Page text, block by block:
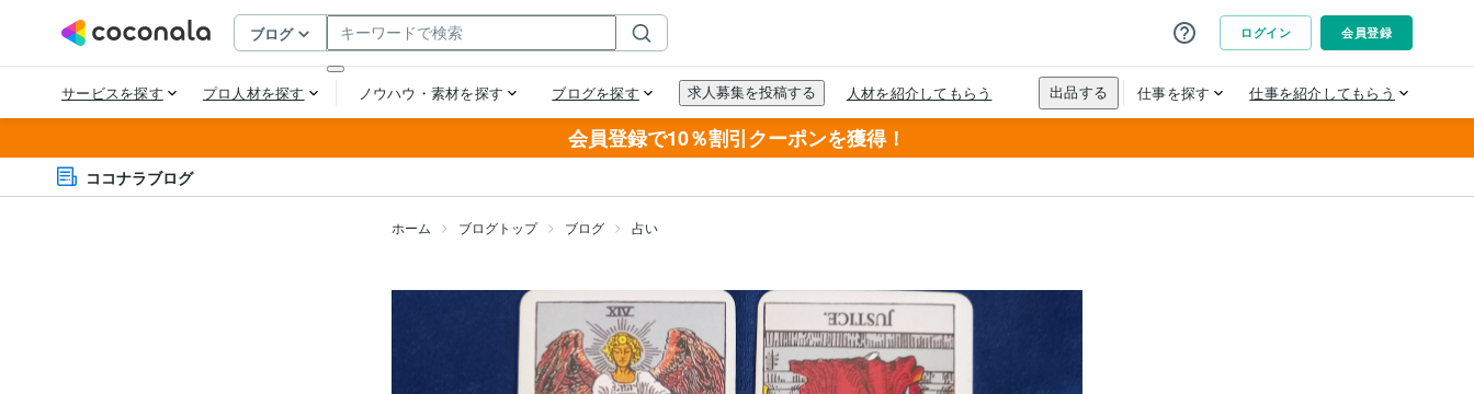
会員登録で10％割引クーポンを獲得！
ココナラブログ
ホーム ブログトップ ブログ 占い